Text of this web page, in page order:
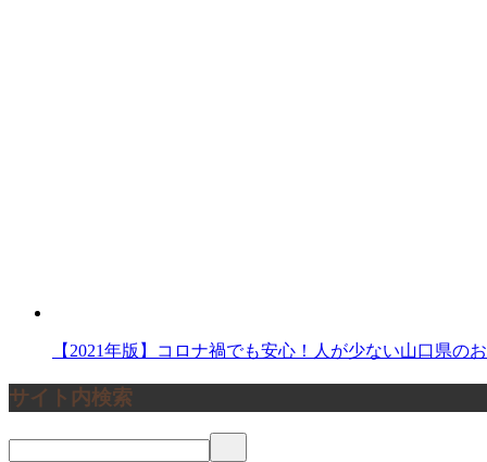
【2021年版】コロナ禍でも安心！人が少ない山口県の
サイト内検索